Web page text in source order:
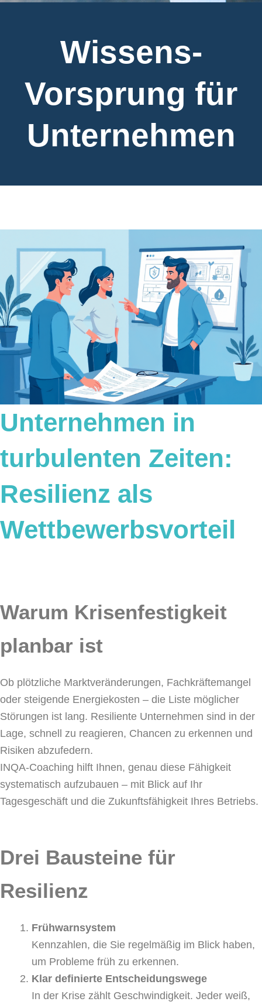
Wissens-
Vorsprung für
Unternehmen
Unternehmen in
turbulenten Zeiten:
Resilienz als
Wettbewerbsvorteil
Warum Krisenfestigkeit
planbar ist
Ob plötzliche Marktveränderungen, Fachkräftemangel
oder steigende Energiekosten – die Liste möglicher
Störungen ist lang. Resiliente Unternehmen sind in der
Lage, schnell zu reagieren, Chancen zu erkennen und
Risiken abzufedern.
INQA-Coaching hilft Ihnen, genau diese Fähigkeit
systematisch aufzubauen – mit Blick auf Ihr
Tagesgeschäft und die Zukunftsfähigkeit Ihres Betriebs.
Drei Bausteine für
Resilienz
Frühwarnsystem
Kennzahlen, die Sie regelmäßig im Blick haben,
um Probleme früh zu erkennen.
Klar definierte Entscheidungswege
In der Krise zählt Geschwindigkeit. Jeder weiß,